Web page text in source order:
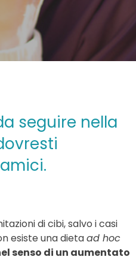
seguire nella
di cibi, salvo i casi
esiste una dietaad hoc
senso di un aumentato